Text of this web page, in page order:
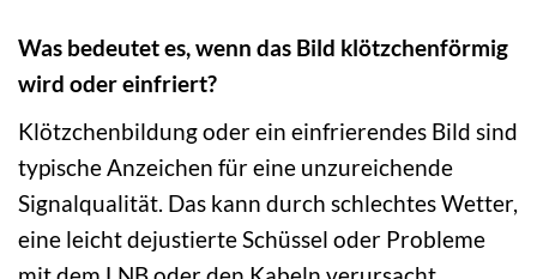
Was bedeutet es, wenn das Bild klötzchenförmig
wird oder einfriert?
Klötzchenbildung oder ein einfrierendes Bild sind
typische Anzeichen für eine unzureichende
Signalqualität. Das kann durch schlechtes Wetter,
eine leicht dejustierte Schüssel oder Probleme